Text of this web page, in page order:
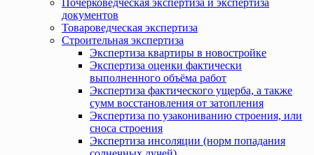
Почерковедческая экспертиза и экспертиза
документов
Товароведческая экспертиза
Строительная экспертиза
Экспертиза квартиры в новостройке
Экспертиза оценки фактически
выполненного объёма работ
Экспертиза фактического ущерба, а также
сумм восстановления от затопления
Экспертиза по узакониванию строения, или
сноса строения
Экспертиза инсоляции (норм попадания